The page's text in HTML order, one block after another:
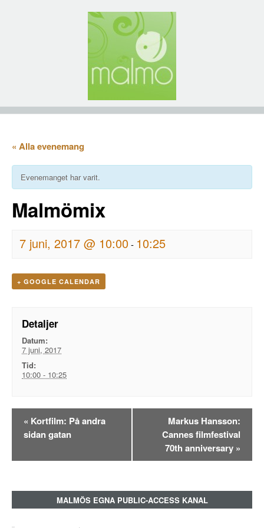
« Alla evenemang
Evenemanget har varit.
Malmömix
7 juni, 2017 @ 10:00- 10:25
+ GOOGLE CALENDAR
Detaljer
Datum:
7 juni, 2017
Tid:
10:00 - 10:25
Evenemangsnavigation
« Kortfilm: På andra
sidan gatan
Markus Hansson:
Cannes filmfestival
70th anniversary »
MALMÖS EGNA PUBLIC-ACCESS KANAL